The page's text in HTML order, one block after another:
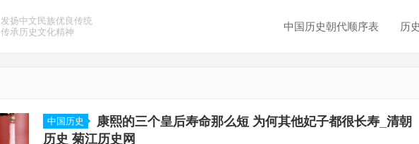
发扬中文民族优良传统
传承历史文化精神
中国历史朝代顺序表 历
中国历史
康熙的三个皇后寿命那么短 为何其他妃子都很长寿_清朝
历史 菊江历史网